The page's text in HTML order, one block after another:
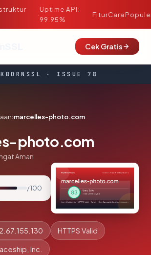
·
Uptime API:
99.95%
FiturCara
Cek Gratis
· ISSUE 78
›marcelles-photo.com
photo.com
Aman
/ 100
HTTPS Valid
Inc.